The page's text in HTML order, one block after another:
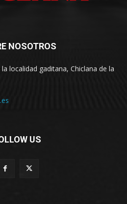
NOSOTROS
localidad gaditana, Chiclana de la
US